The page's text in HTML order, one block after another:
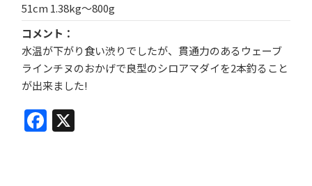
51cm 1.38kg～800g
コメント
水温が下がり食い渋りでしたが、貫通力のあるウェーブ
ラインチヌのおかげで良型のシロアマダイを2本釣ること
が出来ました!
Facebook